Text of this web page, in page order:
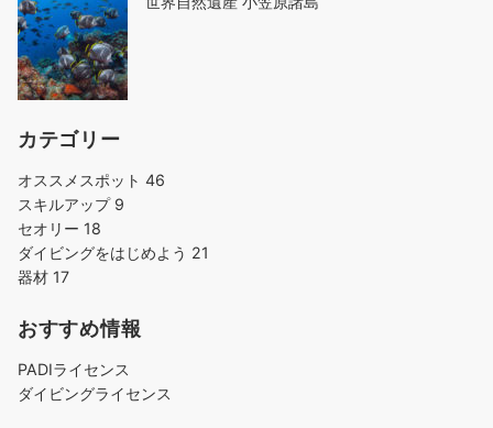
カテゴリー
オススメスポット 46
スキルアップ 9
セオリー 18
ダイビングをはじめよう 21
器材 17
おすすめ情報
PADIライセンス
ダイビングライセンス